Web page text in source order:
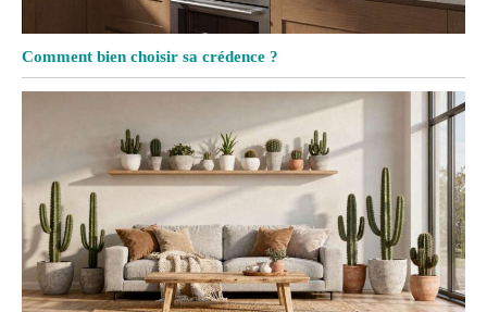
Comment bien choisir sa crédence ?